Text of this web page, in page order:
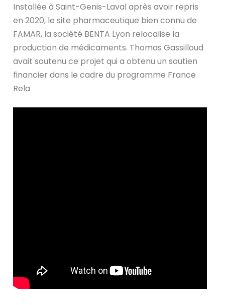
Installée à Saint-Genis-Laval après avoir repris
en 2020, le site pharmaceutique bien connu de
FAMAR, la société BENTA Lyon relocalise la
production de médicaments. Thomas Gassilloud
avait soutenu ce projet qui a obtenu un soutien
financier dans le cadre du programme France
Rela